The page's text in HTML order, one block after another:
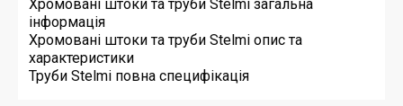
Хромовані штоки та труби Stelmi загальна
інформація
Хромовані штоки та труби Stelmi опис та
характеристики
Труби Stelmi повна специфікація